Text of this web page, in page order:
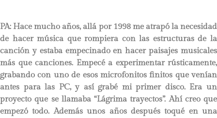
PA: Hace mucho años, allá por 1998 me atrapó la necesidad
de hacer música que rompiera con las estructuras de la
canción y estaba empecinado en hacer paisajes musicales
más que canciones. Empecé a experimentar rústicamente,
grabando con uno de esos microfonitos finitos que venían
antes para las PC, y así grabé mi primer disco. Era un
proyecto que se llamaba “Lágrima trayectos”. Ahí creo que
empezó todo. Además unos años después toqué en una